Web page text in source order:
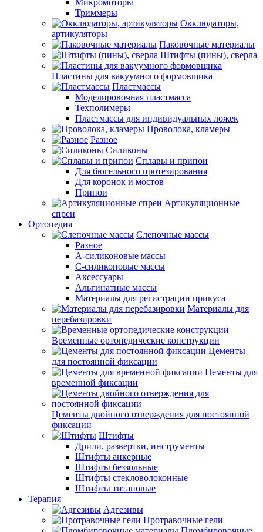
Микромоторы
Триммеры
Окклюдаторы,
артикуляторы
Паковочные материалы
Штифты (пины), сверла
Пластины для вакуумного формовщика
Пластмассы
Моделировочная пластмасса
Техполимеры
Пластмассы для индивидуальных ложек
Проволока, кламеры
Разное
Силиконы
Сплавы и припои
Для бюгельного протезирования
Для коронок и мостов
Припои
Артикуляционные
спреи
Ортопедия
Слепочные массы
Разное
А-силиконовые массы
С-силиконовые массы
Аксессуары
Альгинатные массы
Материалы для регистрации прикуса
Материалы для
перебазировки
Временные ортопедические конструкции
Цементы
для постоянной фиксации
Цементы для
временной фиксации
Цементы двойного отверждения для постоянной
фиксации
Штифты
Дрили, развертки, инструменты
Штифты анкерные
Штифты беззольные
Штифты стекловолоконные
Штифты титановые
Терапия
Адгезивы
Протравочные гели